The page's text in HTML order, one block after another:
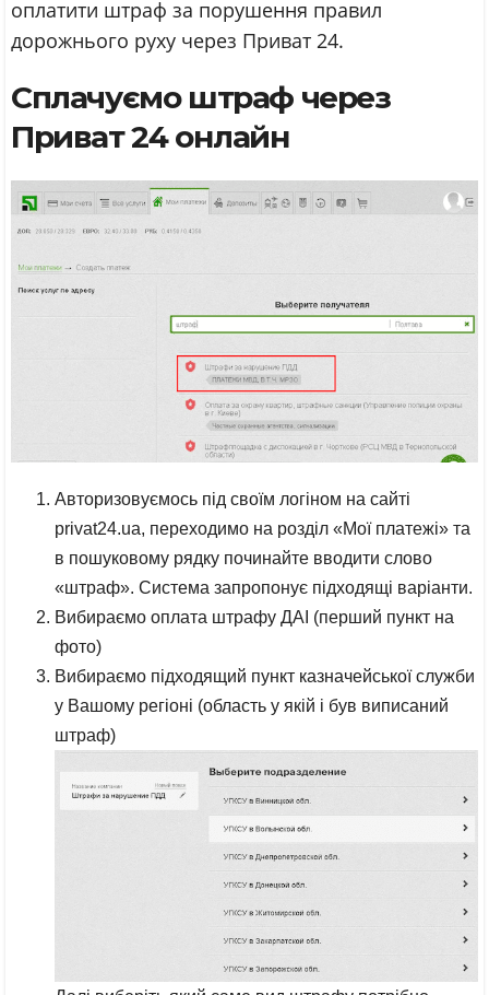
оплатити штраф за порушення правил
дорожнього руху через Приват 24.
Сплачуємо штраф через
Приват 24 онлайн
Авторизовуємось під своїм логіном на сайті
privat24.ua, переходимо на розділ «Мої платежі» та
в пошуковому рядку починайте вводити слово
«штраф». Система запропонує підходящі варіанти.
Вибираємо оплата штрафу ДАІ (перший пункт на
фото)
Вибираємо підходящий пункт казначейської служби
у Вашому регіоні (область у якій і був виписаний
штраф)